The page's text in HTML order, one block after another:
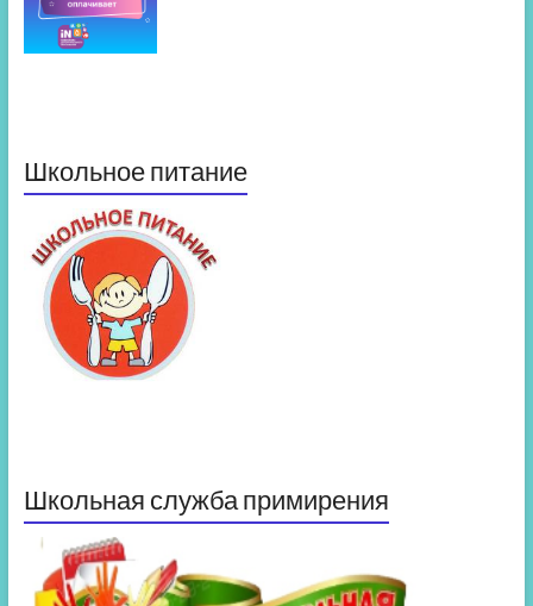
Школьное питание
Школьная служба примирения